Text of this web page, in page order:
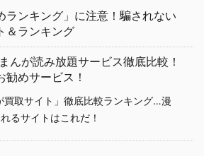
ランキング」に注意！騙されない
＆ランキング
んが読み放題サービス徹底比較！
めサービス！
買取サイト」徹底比較ランキング…漫
るサイトはこれだ！